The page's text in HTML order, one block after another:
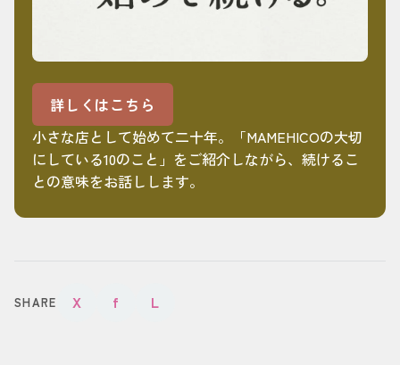
詳しくはこちら
小さな店として始めて二十年。「MAMEHICOの大切
にしている10のこと」をご紹介しながら、続けるこ
との意味をお話しします。
SHARE X f L